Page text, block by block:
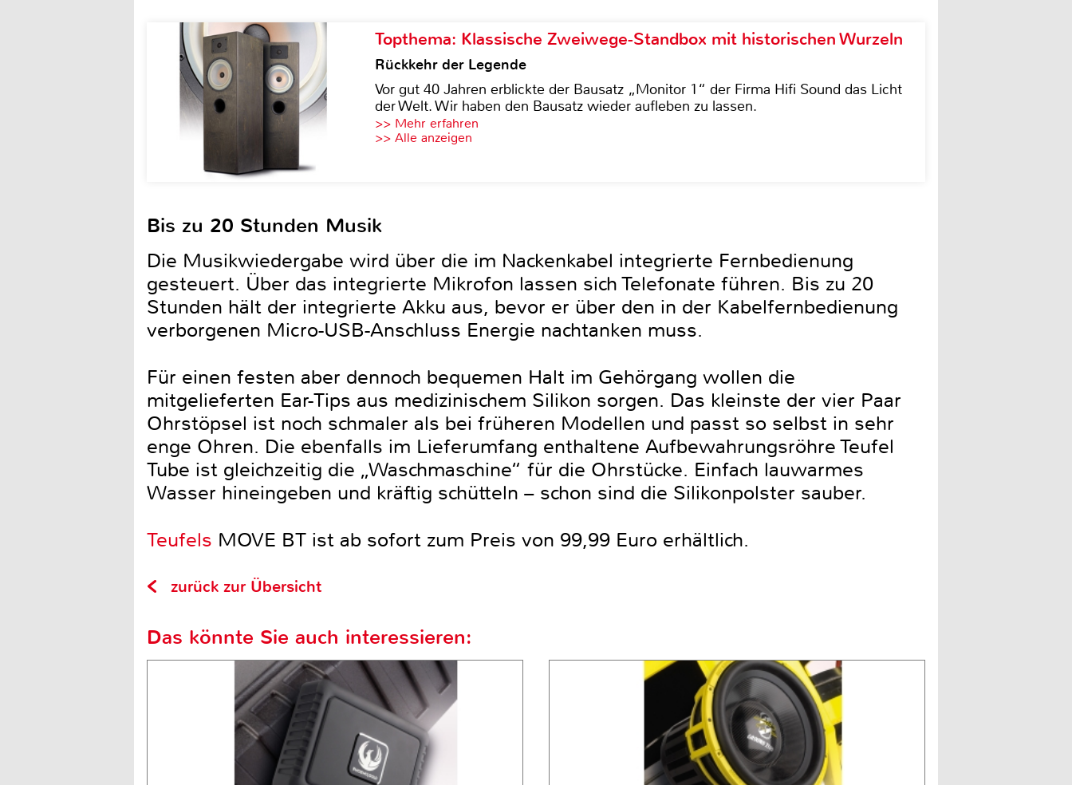
Topthema: Klassische Zweiwege-Standbox mit historischen Wurzeln
Rückkehr der Legende
Vor gut 40 Jahren erblickte der Bausatz „Monitor 1“ der Firma Hifi Sound das Licht
der Welt. Wir haben den Bausatz wieder aufleben zu lassen.
>> Mehr erfahren
>> Alle anzeigen
Bis zu 20 Stunden Musik
Die Musikwiedergabe wird über die im Nackenkabel integrierte Fernbedienung
gesteuert. Über das integrierte Mikrofon lassen sich Telefonate führen. Bis zu 20
Stunden hält der integrierte Akku aus, bevor er über den in der Kabelfernbedienung
verborgenen Micro-USB-Anschluss Energie nachtanken muss.
Für einen festen aber dennoch bequemen Halt im Gehörgang wollen die
mitgelieferten Ear-Tips aus medizinischem Silikon sorgen. Das kleinste der vier Paar
Ohrstöpsel ist noch schmaler als bei früheren Modellen und passt so selbst in sehr
enge Ohren. Die ebenfalls im Lieferumfang enthaltene Aufbewahrungsröhre Teufel
Tube ist gleichzeitig die „Waschmaschine“ für die Ohrstücke. Einfach lauwarmes
Wasser hineingeben und kräftig schütteln – schon sind die Silikonpolster sauber.
Teufels MOVE BT ist ab sofort zum Preis von 99,99 Euro erhältlich.
zurück zur Übersicht
Das könnte Sie auch interessieren: